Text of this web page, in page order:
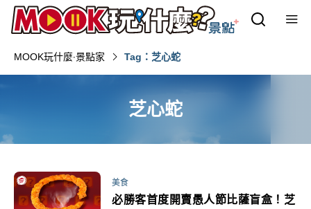
MOOK玩什麼‧景點家 Tag：芝心蛇
芝心蛇
美食
必勝客首度開賣愚人節比薩盲盒！芝